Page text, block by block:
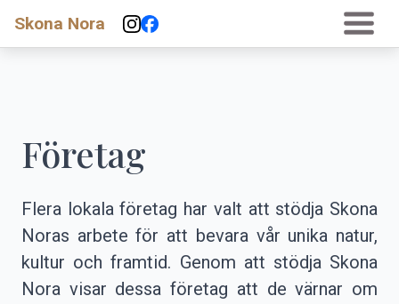
Skona Nora
Företag
Flera lokala företag har valt att stödja Skona
Noras arbete för att bevara vår unika natur,
kultur och framtid. Genom att stödja Skona
Nora visar dessa företag att de värnar om